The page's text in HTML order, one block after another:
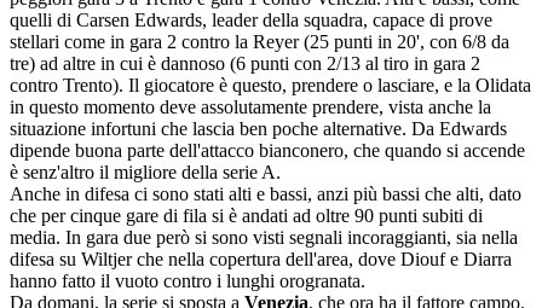
quelli di Carsen Edwards, leader della squadra, capace di prove
stellari come in gara 2 contro la Reyer (25 punti in 20', con 6/8 da
tre) ad altre in cui è dannoso (6 punti con 2/13 al tiro in gara 2
contro Trento). Il giocatore è questo, prendere o lasciare, e la Olidata
in questo momento deve assolutamente prendere, vista anche la
situazione infortuni che lascia ben poche alternative. Da Edwards
dipende buona parte dell'attacco bianconero, che quando si accende
è senz'altro il migliore della serie A.
Anche in difesa ci sono stati alti e bassi, anzi più bassi che alti, dato
che per cinque gare di fila si è andati ad oltre 90 punti subiti di
media. In gara due però si sono visti segnali incoraggianti, sia nella
difesa su Wiltjer che nella copertura dell'area, dove Diouf e Diarra
hanno fatto il vuoto contro i lunghi orogranata.
Da domani, la serie si sposta a Venezia, che ora ha il fattore campo.